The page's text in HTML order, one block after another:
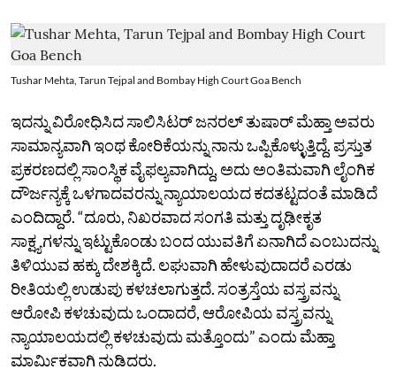
Tushar Mehta, Tarun Tejpal and Bombay High Court Goa Bench
ಇದನ್ನು ವಿರೋಧಿಸಿದ ಸಾಲಿಸಿಟರ್‌ ಜನರಲ್‌ ತುಷಾರ್‌ ಮೆಹ್ತಾ ಅವರು
ಸಾಮಾನ್ಯವಾಗಿ ಇಂಥ ಕೋರಿಕೆಯನ್ನು ನಾನು ಒಪ್ಪಿಕೊಳ್ಳುತ್ತಿದ್ದೆ. ಪ್ರಸ್ತುತ
ಪ್ರಕರಣದಲ್ಲಿ ಸಾಂಸ್ಥಿಕ ವೈಫಲ್ಯವಾಗಿದ್ದು, ಅದು ಅಂತಿಮವಾಗಿ ಲೈಂಗಿಕ
ದೌರ್ಜನ್ಯಕ್ಕೆ ಒಳಗಾದವರನ್ನು ನ್ಯಾಯಾಲಯದ ಕದತಟ್ಟದಂತೆ ಮಾಡಿದೆ
ಎಂದಿದ್ದಾರೆ. “ದೂರು, ನಿಖರವಾದ ಸಂಗತಿ ಮತ್ತು ದೃಢೀಕೃತ
ಸಾಕ್ಷ್ಯಗಳನ್ನು ಇಟ್ಟುಕೊಂಡು ಬಂದ ಯುವತಿಗೆ ಏನಾಗಿದೆ ಎಂಬುದನ್ನು
ತಿಳಿಯುವ ಹಕ್ಕು ದೇಶಕ್ಕಿದೆ. ಲಘುವಾಗಿ ಹೇಳುವುದಾದರೆ ಎರಡು
ರೀತಿಯಲ್ಲಿ ಉಡುಪು ಕಳಚಲಾಗುತ್ತದೆ. ಸಂತ್ರಸ್ತೆಯ ವಸ್ತ್ರವನ್ನು
ಆರೋಪಿ ಕಳಚುವುದು ಒಂದಾದರೆ, ಆರೋಪಿಯ ವಸ್ತ್ರವನ್ನು
ನ್ಯಾಯಾಲಯದಲ್ಲಿ ಕಳಚುವುದು ಮತ್ತೊಂದು” ಎಂದು ಮೆಹ್ತಾ
ಮಾರ್ಮಿಕವಾಗಿ ನುಡಿದರು.